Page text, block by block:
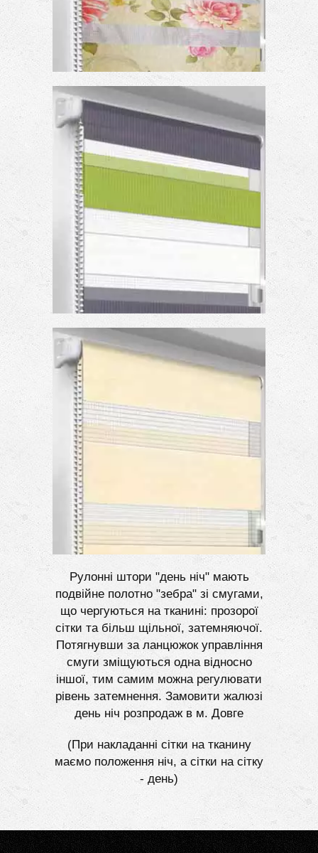
Рулонні штори "день ніч" мають
подвійне полотно "зебра" зі смугами,
що чергуються на тканині: прозорої
сітки та більш щільної, затемняючої.
Потягнувши за ланцюжок управління
смуги зміщуються одна відносно
іншої, тим самим можна регулювати
рівень затемнення. Замовити жалюзі
день ніч розпродаж в м. Довге
(При накладанні сітки на тканину
маємо положення ніч, а сітки на сітку
- день)